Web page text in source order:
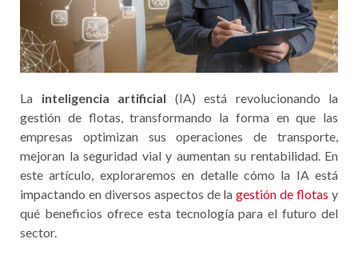
La inteligencia artificial (IA) está revolucionando la
gestión de flotas, transformando la forma en que las
empresas optimizan sus operaciones de transporte,
mejoran la seguridad vial y aumentan su rentabilidad. En
este artículo, exploraremos en detalle cómo la IA está
impactando en diversos aspectos de lagestión de flotas y
qué beneficios ofrece esta tecnología para el futuro del
sector.